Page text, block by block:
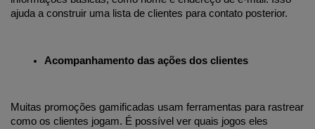
ajuda a construir uma lista de clientes para contato posterior.
Acompanhamento das ações dos clientes
Muitas promoções gamificadas usam ferramentas para rastrear
como os clientes jogam. É possível ver quais jogos eles